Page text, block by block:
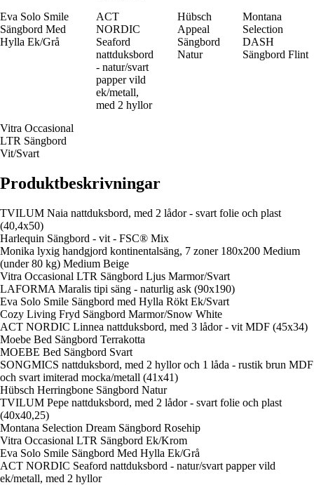
Eva Solo Smile
Sängbord Med
Hylla Ek/Grå
ACT
NORDIC
Seaford
nattduksbord
- natur/svart
papper vild
ek/metall,
med 2 hyllor
Hübsch
Appeal
Sängbord
Natur
Montana
Selection
DASH
Sängbord Flint
Vitra Occasional
LTR Sängbord
Vit/Svart
Produktbeskrivningar
TVILUM Naia nattduksbord, med 2 lådor - svart folie och plast
(40,4x50)
Harlequin Sängbord - vit - FSC® Mix
Monika lyxig handgjord kontinentalsäng, 7 zoner 180x200 Medium
(under 80 kg) Medium Beige
Vitra Occasional LTR Sängbord Ljus Marmor/Svart
LAFORMA Maralis tipi säng - naturlig ask (90x190)
Eva Solo Smile Sängbord med Hylla Rökt Ek/Svart
Cozy Living Fryd Sängbord Marmor/Snow White
ACT NORDIC Linnea nattduksbord, med 3 lådor - vit MDF (45x34)
Moebe Bed Sängbord Terrakotta
MOEBE Bed Sängbord Svart
SONGMICS nattduksbord, med 2 hyllor och 1 låda - rustik brun MDF
och svart imiterad mocka/metall (41x41)
Hübsch Herringbone Sängbord Natur
TVILUM Pepe nattduksbord, med 2 lådor - svart folie och plast
(40x40,25)
Montana Selection Dream Sängbord Rosehip
Vitra Occasional LTR Sängbord Ek/Krom
Eva Solo Smile Sängbord Med Hylla Ek/Grå
ACT NORDIC Seaford nattduksbord - natur/svart papper vild
ek/metall, med 2 hyllor